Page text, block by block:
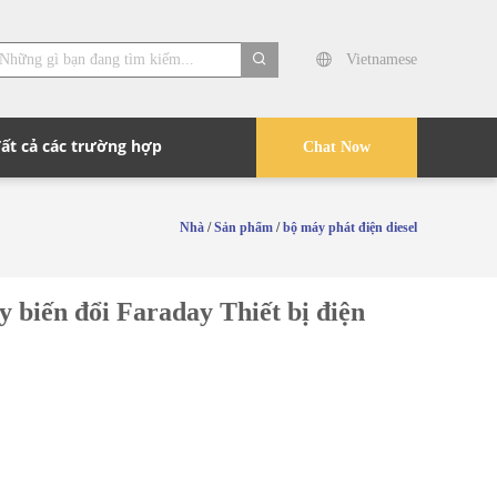
Vietnamese
Chat Now
cả các trường hợp
Nhà /Sản phẩm /bộ máy phát điện diesel
biến đổi Faraday Thiết bị điện